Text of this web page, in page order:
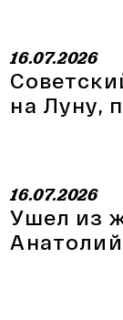
16.07.2026
на Луну,
16.07.2026
Ушел из